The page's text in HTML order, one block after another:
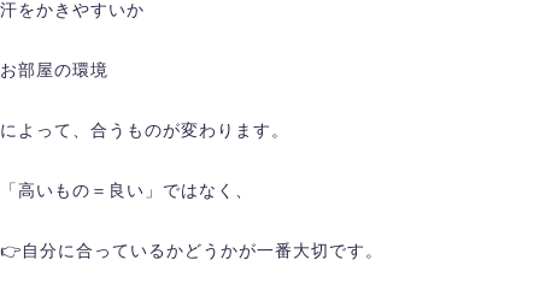
汗をかきやすいか
お部屋の環境
によって、合うものが変わります。
「高いもの＝良い」ではなく、
👉自分に合っているかどうかが一番大切です。